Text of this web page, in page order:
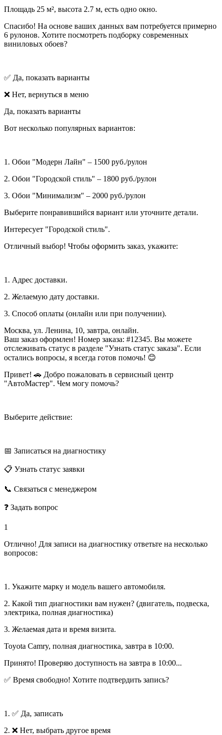
Площадь 25 м², высота 2.7 м, есть одно окно.
Спасибо! На основе ваших данных вам потребуется примерно
6 рулонов. Хотите посмотреть подборку современных
виниловых обоев?
✅ Да, показать варианты
❌ Нет, вернуться в меню
Да, показать варианты
Вот несколько популярных вариантов:
1. Обои "Модерн Лайн" – 1500 руб./рулон
2. Обои "Городской стиль" – 1800 руб./рулон
3. Обои "Минимализм" – 2000 руб./рулон
Выберите понравившийся вариант или уточните детали.
Интересует "Городской стиль".
Отличный выбор! Чтобы оформить заказ, укажите:
1. Адрес доставки.
2. Желаемую дату доставки.
3. Способ оплаты (онлайн или при получении).
Москва, ул. Ленина, 10, завтра, онлайн.
Ваш заказ оформлен! Номер заказа: #12345. Вы можете
отслеживать статус в разделе "Узнать статус заказа". Если
остались вопросы, я всегда готов помочь! 😊
Привет! 🚗 Добро пожаловать в сервисный центр
"АвтоМастер". Чем могу помочь?
Выберите действие:
📅 Записаться на диагностику
📋 Узнать статус заявки
📞 Связаться с менеджером
❓ Задать вопрос
1
Отлично! Для записи на диагностику ответьте на несколько
вопросов:
1. Укажите марку и модель вашего автомобиля.
2. Какой тип диагностики вам нужен? (двигатель, подвеска,
электрика, полная диагностика)
3. Желаемая дата и время визита.
Toyota Camry, полная диагностика, завтра в 10:00.
Принято! Проверяю доступность на завтра в 10:00...
✅ Время свободно! Хотите подтвердить запись?
1. ✅ Да, записать
2. ❌ Нет, выбрать другое время